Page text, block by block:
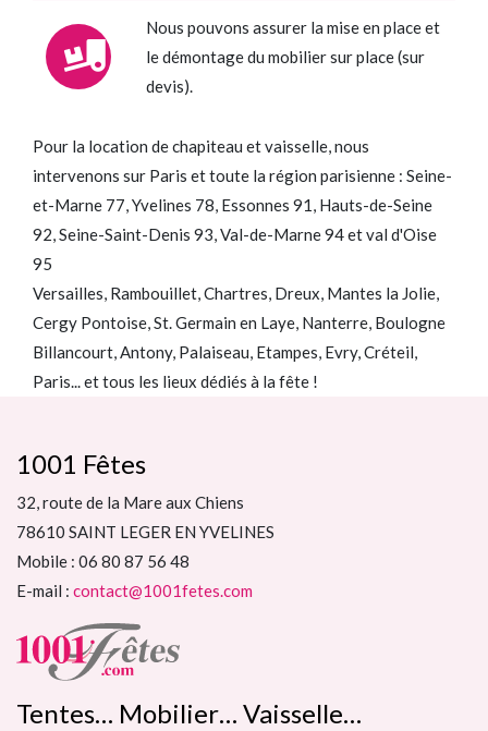
Nous pouvons assurer la mise en place et
le démontage du mobilier sur place (sur
devis).
Pour la location de chapiteau et vaisselle, nous
intervenons sur Paris et toute la région parisienne : Seine-
et-Marne 77, Yvelines 78, Essonnes 91, Hauts-de-Seine
92, Seine-Saint-Denis 93, Val-de-Marne 94 et val d'Oise
95
Versailles, Rambouillet, Chartres, Dreux, Mantes la Jolie,
Cergy Pontoise, St. Germain en Laye, Nanterre, Boulogne
Billancourt, Antony, Palaiseau, Etampes, Evry, Créteil,
Paris... et tous les lieux dédiés à la fête !
1001 Fêtes
32, route de la Mare aux Chiens
78610 SAINT LEGER EN YVELINES
Mobile : 06 80 87 56 48
E-mail : contact@1001fetes.com
Tentes… Mobilier… Vaisselle…